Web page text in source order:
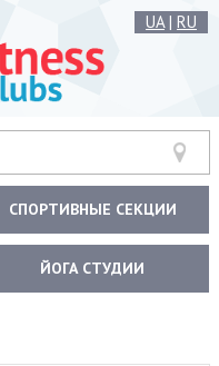
UA| RU
СПОРТИВНЫЕ СЕКЦИИ
ЙОГА СТУДИИ